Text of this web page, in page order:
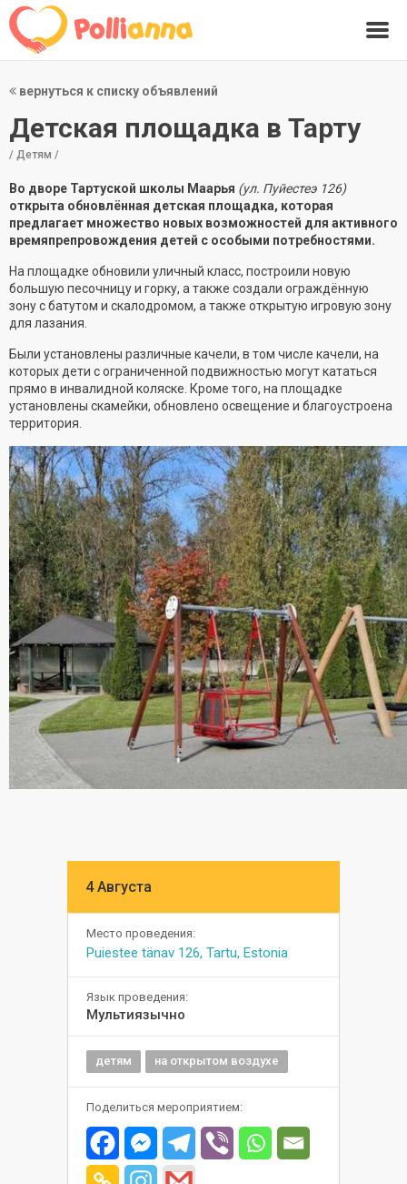
вернуться к списку объявлений
Детская площадка в Тарту
/ Детям /
Во дворе Тартуской школы Маарья (ул. Пуйестеэ 126)
открыта обновлённая детская площадка, которая
предлагает множество новых возможностей для активного
времяпрепровождения детей с особыми потребностями.
На площадке обновили уличный класс, построили новую
большую песочницу и горку, а также создали ограждённую
зону с батутом и скалодромом, а также открытую игровую зону
для лазания.
Были установлены различные качели, в том числе качели, на
которых дети с ограниченной подвижностью могут кататься
прямо в инвалидной коляске. Кроме того, на площадке
установлены скамейки, обновлено освещение и благоустроена
территория.
4 Августа
Место проведения:
Puiestee tänav 126, Tartu, Estonia
Язык проведения:
Мультиязычно
детям на открытом воздухе
Поделиться мероприятием: